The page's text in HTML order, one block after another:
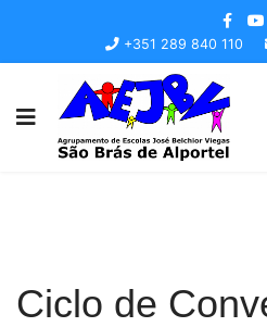
+351 289 840 110
Ciclo de